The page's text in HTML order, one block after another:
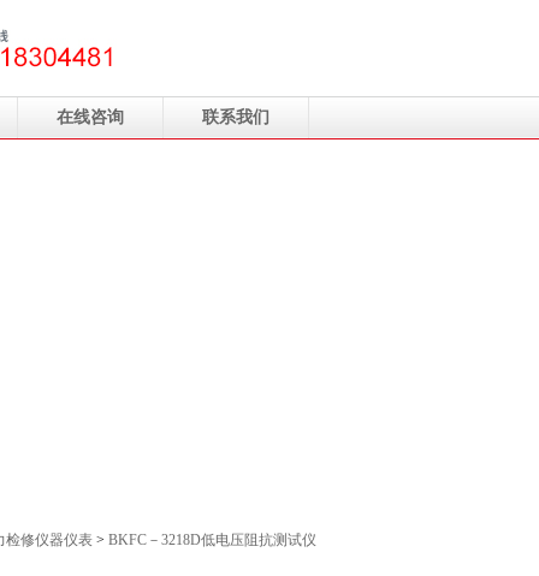
在线咨询 联系我们
检修仪器仪表 > BKFC－3218D低电压阻抗测试仪